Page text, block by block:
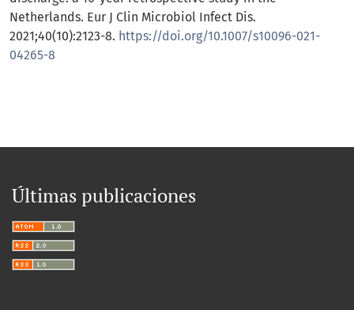
Netherlands. Eur J Clin Microbiol Infect Dis.
2021;40(10):2123-8. https://doi.org/10.1007/s10096-021-
04265-8
Últimas publicaciones